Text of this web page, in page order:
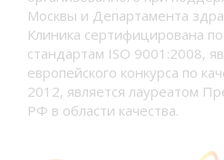
Москвы и Департамента
Клиника сертифицирована
стандартам ISO 9001:2008,
европейского конкурса по
2012, является лауреатом
РФ в области качества.